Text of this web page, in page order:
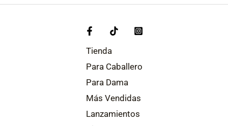
Tienda
Para Caballero
Para Dama
Más Vendidas
Lanzamientos